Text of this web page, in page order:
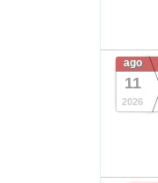
ago
11
2026